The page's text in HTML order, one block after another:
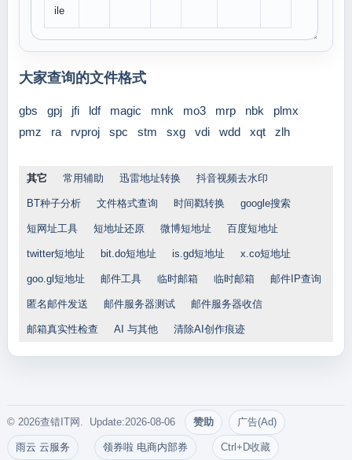
ile
大家查询的文件格式
gbs gpj jfi ldf magic mnk mo3 mrp nbk
plmx
pmz
ra rvproj spc stm sxg vdi wdd xqt zlh
其它 常用辅助 迅雷地址转换 抖音视频去水印
BT种子分析 文件格式查询 时间戳转换 google搜索
短网址工具 短地址还原 微博短地址 百度短地址
twitter短地址 bit.do短地址 is.gd短地址 x.co短地址
goo.gl短地址 邮件工具 临时邮箱 临时邮箱 邮件IP查询
匿名邮件发送 邮件服务器测试 邮件服务器收信
邮箱真实性检查 AI 与其他 清除AI创作痕迹
© 2026查错IT网. Update:2026-08-06 赞助 广告(Ad)
雨云 云服务 领券啦 电商内部券 Ctrl+D收藏